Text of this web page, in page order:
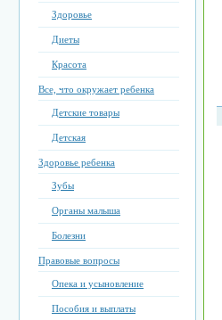
Здоровье
Диеты
Красота
Все, что окружает ребенка
Детские товары
Детская
Здоровье ребенка
Зубы
Органы малыша
Болезни
Правовые вопросы
Опека и усыновление
Пособия и выплаты